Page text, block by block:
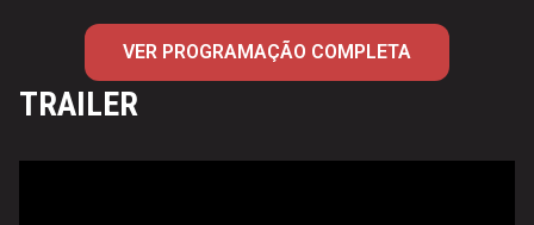
VER PROGRAMAÇÃO COMPLETA
TRAILER